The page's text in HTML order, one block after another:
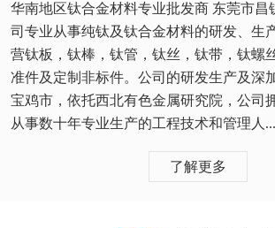
华南地区钛合金材料专业批发商 东莞市昌
司专业从事纯钛及钛合金材料的研发、生
营钛板，钛棒，钛管，钛丝，钛带，钛螺
准件及定制非标件。公司的研发生产及深
宝鸡市，依托西北有色金属研究院，公司
从事数十年专业生产的工程技术和管理人...
了解更多